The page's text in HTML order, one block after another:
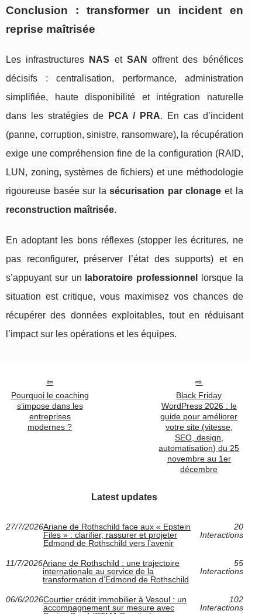
Conclusion : transformer un incident en
reprise maîtrisée
Les infrastructures NAS et SAN
offrent des bénéfices
décisifs : centralisation, performance, administration
simplifiée, haute disponibilité et intégration naturelle
dans les stratégies de
PCA / PRA. En cas d’incident
(panne, corruption, sinistre, ransomware), la récupération
exige une compréhension fine de la configuration (RAID,
LUN, zoning, systèmes de fichiers) et une méthodologie
rigoureuse basée sur lasécurisation par clonage et la
reconstruction maîtrisée.
En adoptant les bons réflexes (stopper les écritures, ne
pas reconfigurer, préserver l’état des supports) et en
s’appuyant sur un laboratoire professionnel
lorsque la
situation est critique, vous maximisez vos chances de
récupérer des données exploitables, tout en réduisant
l’impact sur les opérations et les équipes.
Pourquoi le coaching
s’impose dans les
entreprises
modernes ?
Black Friday
WordPress 2026 : le
guide pour améliorer
votre site (vitesse,
SEO, design,
automatisation) du 25
novembre au 1er
décembre
Latest updates
27/7/2026Ariane de Rothschild face aux « Epstein
Files » : clarifier, rassurer et projeter
Edmond de Rothschild vers l’avenir
20
Interactions
11/7/2026Ariane de Rothschild : une trajectoire
internationale au service de la
transformation d’Edmond de Rothschild
55
Interactions
06/6/2026Courtier crédit immobilier à Vesoul : un
accompagnement sur mesure avec
102
Interactions